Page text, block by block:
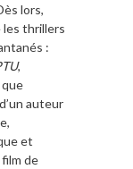
lors,
les thrillers
:
,
auteur
et
de